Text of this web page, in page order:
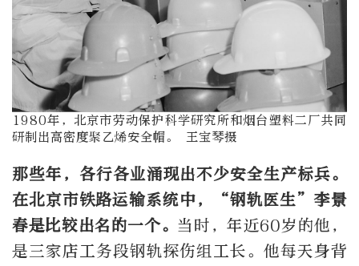
1980年，北京市劳动保护科学研究所和烟台塑料二厂共同
研制出高密度聚乙烯安全帽。 王宝琴摄
那些年，各行各业涌现出不少安全生产标兵。
在北京市铁路运输系统中，“钢轨医生”李景
春是比较出名的一个。 当时，年近60岁的他，
是三家店工务段钢轨探伤组工长。他每天身背